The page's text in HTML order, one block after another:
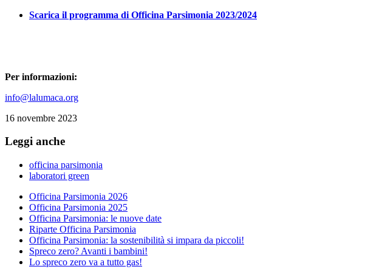
Scarica il programma di Officina Parsimonia 2023/2024
Per informazioni:
info@lalumaca.org
16 novembre 2023
Leggi anche
officina parsimonia
laboratori green
Officina Parsimonia 2026
Officina Parsimonia 2025
Officina Parsimonia: le nuove date
Riparte Officina Parsimonia
Officina Parsimonia: la sostenibilità si impara da piccoli!
Spreco zero? Avanti i bambini!
Lo spreco zero va a tutto gas!